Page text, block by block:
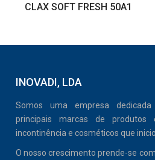
CLAX SOFT FRESH 50A1
INOVADI, LDA
Somos uma empresa
principais marcas de produtos
incontinência e cosméticos que
O nosso crescimento prende-se